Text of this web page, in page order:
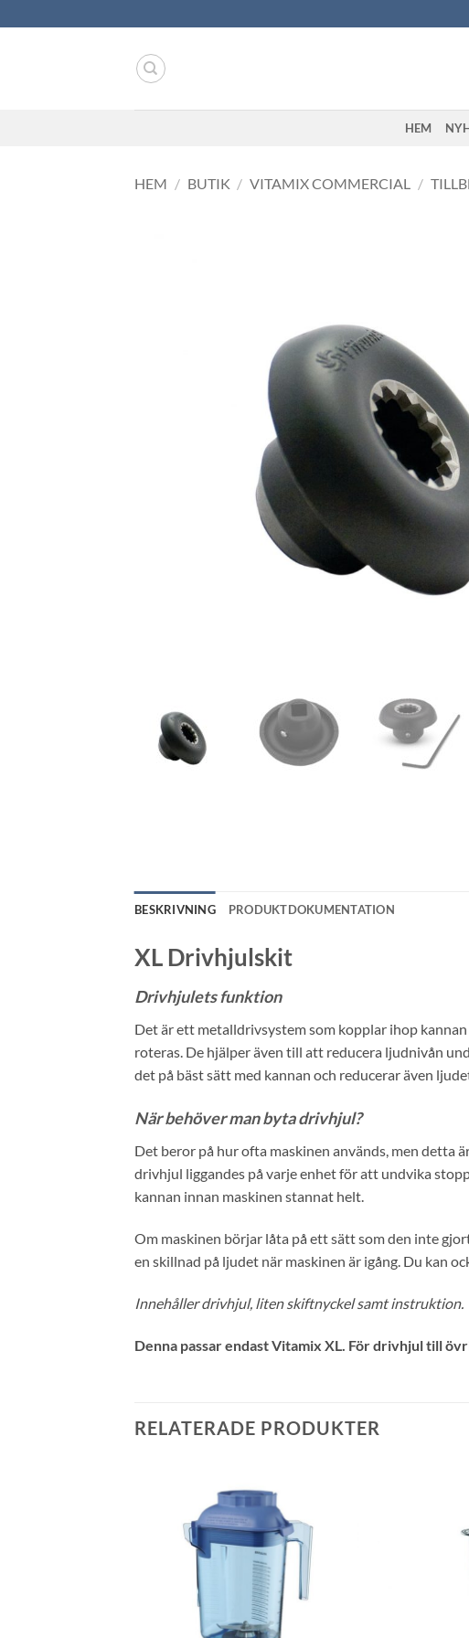
to
HEM
HEM / BUTIK / VITAMIX COMMERCIAL /
BESKRIVNING PRODUKTDOKUMENTATION
XL Drivhjulskit
Drivhjulets funktion
Det är ett metalldrivsystem som kopplar ihop
roteras. De hjälper även till att reducera ljudnivån
det på bäst sätt med kannan och reducerar även
När behöver man byta drivhjul?
Det beror på hur ofta maskinen används, men detta
drivhjul liggandes på varje enhet för att undvika
kannan innan maskinen stannat helt.
Om maskinen börjar låta på ett sätt som den inte
en skillnad på ljudet när maskinen är igång. Du kan
Innehåller drivhjul, liten skiftnyckel samt instruktion.
Denna passar endast Vitamix XL. För drivhjul till
RELATERADE PRODUKTER
önskelistan